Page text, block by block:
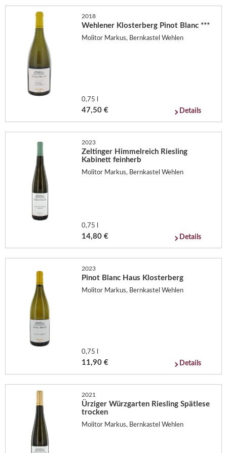
2018
Wehlener Klosterberg Pinot Blanc ***
Molitor Markus, Bernkastel Wehlen
0,75 l
47,50 € Details
2023
Zeltinger Himmelreich Riesling
Kabinett feinherb
Molitor Markus, Bernkastel Wehlen
0,75 l
14,80 € Details
2023
Pinot Blanc Haus Klosterberg
Molitor Markus, Bernkastel Wehlen
0,75 l
11,90 € Details
2021
Ürziger Würzgarten Riesling Spätlese
trocken
Molitor Markus, Bernkastel Wehlen